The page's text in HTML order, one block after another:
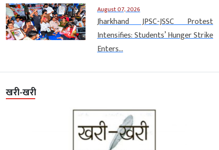
August 07, 2026
Jharkhand JPSC-JSSC Protest
Intensifies: Students’ Hunger Strike
Enters...
खरी-खरी